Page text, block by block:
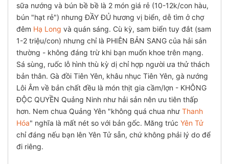
sữa nướng và bún bề bề là 2 món giá rẻ (10-12k/con hàu,
bún "hạt rẻ") nhưng ĐẦY ĐỦ hương vị biển, dễ tìm ở chợ
đêm Hạ Long và quán sáng. Cù kỳ, sam biển tuy đắt (sam
1-2 triệu/con) nhưng chỉ là PHIÊN BẢN SANG của hải sản
thường - không đáng trừ khi bạn muốn khoe trên mạng.
Sá sùng, ruốc lỗ hình thù kỳ dị chỉ hợp người ưa thử thách
bản thân. Gà đồi Tiên Yên, khâu nhục Tiên Yên, gà nướng
Lôi Âm về bản chất đều là món thịt gia cầm/lợn - KHÔNG
ĐỘC QUYỀN Quảng Ninh như hải sản nên ưu tiên thấp
hơn. Nem chua Quảng Yên "không quá chua như Thanh
Hóa" nghĩa là mất nét so với bản gốc. Măng trúc Yên Tử
chỉ đáng nếu bạn lên Yên Tử sẵn, chứ không phải lý do để
đi riêng.